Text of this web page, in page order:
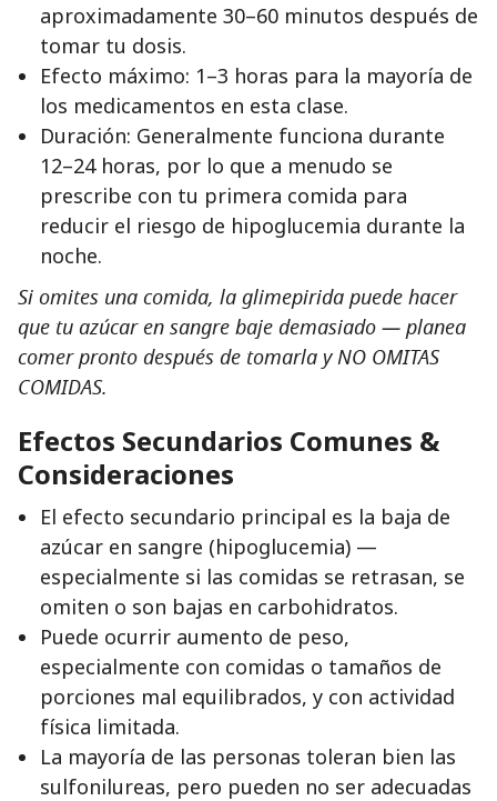
aproximadamente 30–60 minutos después de
tomar tu dosis.
Efecto máximo: 1–3 horas para la mayoría de
los medicamentos en esta clase.
Duración: Generalmente funciona durante
12–24 horas, por lo que a menudo se
prescribe con tu primera comida para
reducir el riesgo de hipoglucemia durante la
noche.
Si omites una comida, la glimepirida puede hacer
que tu azúcar en sangre baje demasiado — planea
comer pronto después de tomarla y NO OMITAS
COMIDAS.
Efectos Secundarios Comunes &
Consideraciones
El efecto secundario principal es la baja de
azúcar en sangre (hipoglucemia) —
especialmente si las comidas se retrasan, se
omiten o son bajas en carbohidratos.
Puede ocurrir aumento de peso,
especialmente con comidas o tamaños de
porciones mal equilibrados, y con actividad
física limitada.
La mayoría de las personas toleran bien las
sulfonilureas, pero pueden no ser adecuadas